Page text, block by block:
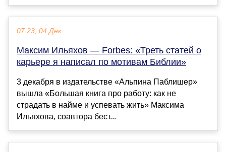
07:23, 04 Дек
Максим Ильяхов — Forbes: «Треть статей о
карьере я написал по мотивам Библии»
3 декабря в издательстве «Альпина Паблишер»
вышла «Большая книга про работу: как не
страдать в найме и успевать жить» Максима
Ильяхова, соавтора бест...